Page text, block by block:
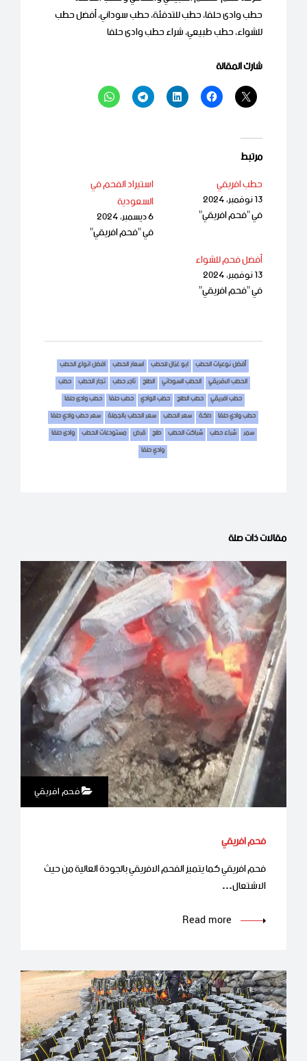
حطب وادى حلفا، حطب للتدفئة، حطب سوداني، أفضل حطب
للشواء، حطب طبيعي، شراء حطب وادى حلفا
شارك المقالة
مرتبط
حطب افريقي
13 نوفمبر، 2024
في "فحم افريقي"
استيراد الفحم في
السعودية
6 ديسمبر، 2024
في "فحم افريقي"
أفضل فحم للشواء
13 نوفمبر، 2024
في "فحم افريقي"
أفضل نوعيات الحطب ابو غزال للحطب اسعار الحطب افضل انواع الحطب
الحطب الافريقي الحطب السوداني الطلح تاجر حطب تجار الحطب حطب
حطب افريقي حطب الطلح حطب الوادي حطب حلفا حطب وادى حلفا
حطب وادي حلفا دلكة سعر الحطب سعر الحطب بالجملة سعر حطب وادي حلفا
سمر شراء حطب شراكت الحطب طلح قرض مستودعات الحطب وادى حلفا
وادي حلفا
مقالات ذات صلة
فحم افريقي
فحم افريقي
فحم افريقي كما يتميز الفحم الافريقي بالجودة العالية من حيث
الاشتعال…
Read more